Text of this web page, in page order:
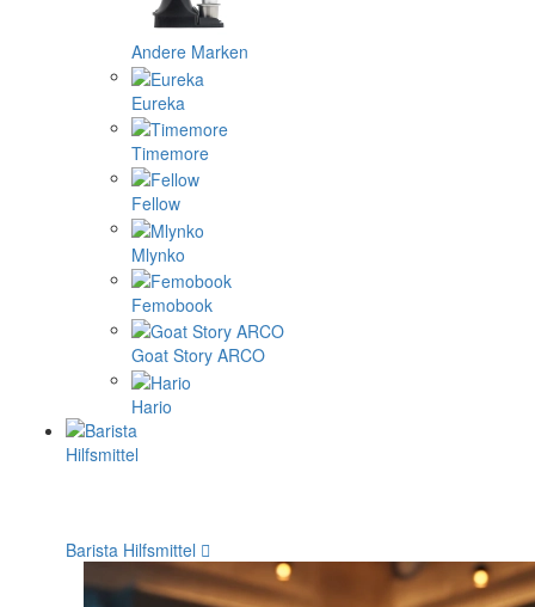
Andere Marken
Eureka
Timemore
Fellow
Mlynko
Femobook
Goat Story ARCO
Hario
Barista Hilfsmittel